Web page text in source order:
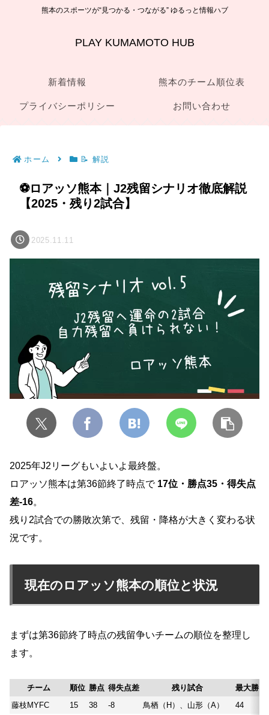
熊本のスポーツが“見つかる・つながる” ゆるっと情報ハブ
PLAY KUMAMOTO HUB
新着情報 熊本のチーム順位表
プライバシーポリシー お問い合わせ
ホーム 📝 解説
⚽ロアッソ熊本｜J2残留シナリオ徹底解説
【2025・残り2試合】
2025.11.11
2025年J2リーグもいよいよ最終盤。
ロアッソ熊本は第36節終了時点で 17位・勝点35・得失点
差-16。
残り2試合での勝敗次第で、残留・降格が大きく変わる状
況です。
現在のロアッソ熊本の順位と状況
まずは第36節終了時点の残留争いチームの順位を整理し
ます。
チーム 順位 勝点 得失点差 残り試合
最大勝点
藤枝MYFC
15 38 -8 鳥栖（H）、山形（A）
44